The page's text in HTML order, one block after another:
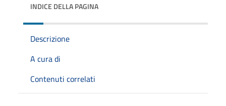
INDICE DELLA PAGINA
Descrizione
A cura di
Contenuti correlati